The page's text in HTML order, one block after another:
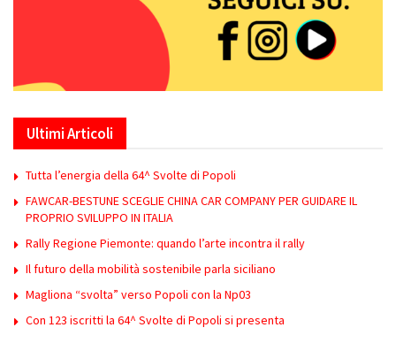
Ultimi Articoli
Tutta l’energia della 64^ Svolte di Popoli
FAWCAR-BESTUNE SCEGLIE CHINA CAR COMPANY PER GUIDARE IL
PROPRIO SVILUPPO IN ITALIA
Rally Regione Piemonte: quando l’arte incontra il rally
Il futuro della mobilità sostenibile parla siciliano
Magliona “svolta” verso Popoli con la Np03
Con 123 iscritti la 64^ Svolte di Popoli si presenta